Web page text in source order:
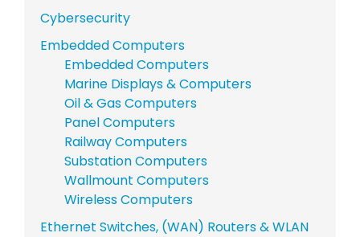
Cybersecurity
Embedded Computers
Embedded Computers
Marine Displays & Computers
Oil & Gas Computers
Panel Computers
Railway Computers
Substation Computers
Wallmount Computers
Wireless Computers
Ethernet Switches, (WAN) Routers & WLAN